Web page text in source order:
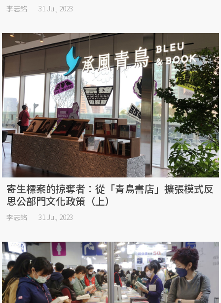
李志銘 31 Jul, 2023
寄生標案的掠奪者：從「青鳥書店」擴張模式反
思公部門文化政策（上）
李志銘 31 Jul, 2023